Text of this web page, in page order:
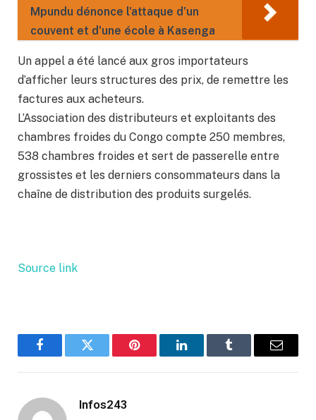
Mpundu dénonce l'attaque d'un
couvent et d'une école à Kasenga
Un appel a été lancé aux gros importateurs
d’afficher leurs structures des prix, de remettre les
factures aux acheteurs.
L’Association des distributeurs et exploitants des
chambres froides du Congo compte 250 membres,
538 chambres froides et sert de passerelle entre
grossistes et les derniers consommateurs dans la
chaîne de distribution des produits surgelés.
Source link
FacebookTwitter Pinterest LinkedInTumblr Email
Infos243